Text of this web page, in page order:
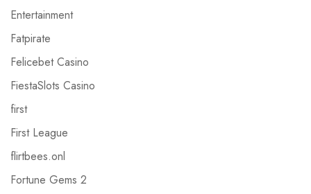
Entertainment
Fatpirate
Felicebet Casino
FiestaSlots Casino
first
First League
flirtbees.onl
Fortune Gems 2